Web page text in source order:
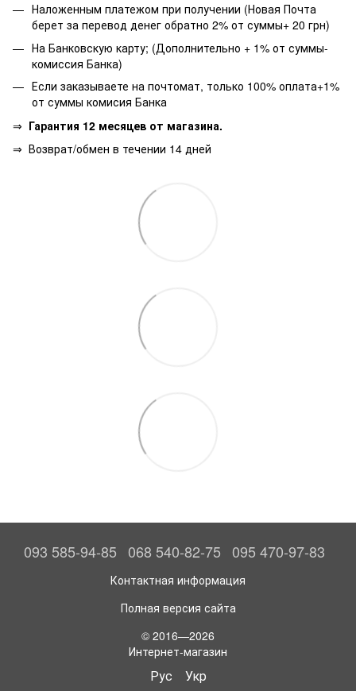
Наложенным платежом при получении (Новая Почта
берет за перевод денег обратно 2% от суммы+ 20 грн)
На Банковскую карту; (Дополнительно + 1% от суммы-
комиссия Банка)
Если заказываете на почтомат, только 100% оплата+1%
от суммы комисия Банка
⇒ Гарантия 12 месяцев от магазина.
⇒ Возврат/обмен в течении 14 дней
093 585-94-85 068 540-82-75 095 470-97-83
Контактная информация
Полная версия сайта
© 2016—2026
Интернет-магазин
Рус Укр